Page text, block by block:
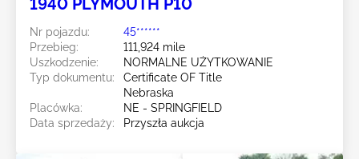
Nr pojazdu:
45******
Przebieg:
111,924 mile
Uszkodzenie:
NORMALNE UŻYTKOWANIE
Typ dokumentu:
Certificate OF Title
Nebraska
Placówka:
NE - SPRINGFIELD
Data sprzedaży:
Przyszła aukcja